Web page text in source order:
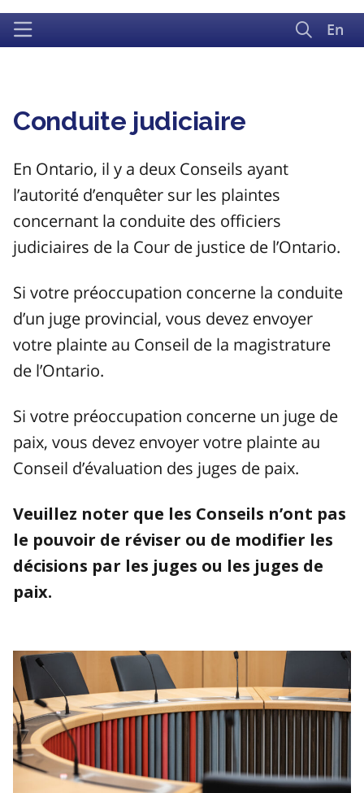
En
Conduite judiciaire
En Ontario, il y a deux Conseils ayant
l’autorité d’enquêter sur les plaintes
concernant la conduite des officiers
judiciaires de la Cour de justice de l’Ontario.
Si votre préoccupation concerne la conduite
d’un juge provincial, vous devez envoyer
votre plainte au Conseil de la magistrature
de l’Ontario.
Si votre préoccupation concerne un juge de
paix, vous devez envoyer votre plainte au
Conseil d’évaluation des juges de paix.
Veuillez noter que les Conseils n’ont pas
le pouvoir de réviser ou de modifier les
décisions par les juges ou les juges de
paix.